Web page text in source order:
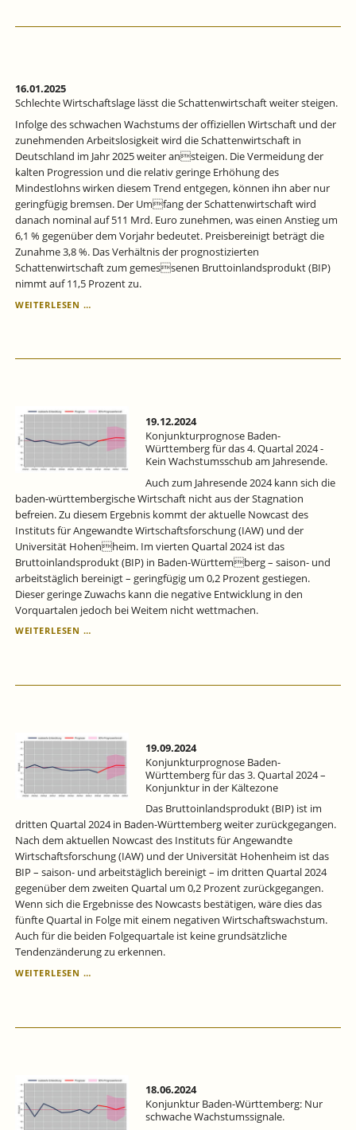
FÜR
16.01.2025
Schlechte Wirtschaftslage lässt die Schattenwirtschaft weiter steigen.
Infolge des schwachen Wachstums der offiziellen Wirtschaft und der
zunehmenden Arbeitslosigkeit wird die Schattenwirtschaft in
Deutschland im Jahr 2025 weiter ansteigen. Die Vermeidung der
kalten Progression und die relativ geringe Erhöhung des
Mindestlohns wirken diesem Trend entgegen, können ihn aber nur
geringfügig bremsen. Der Umfang der Schattenwirtschaft wird
danach nominal auf 511 Mrd. Euro zunehmen, was einen Anstieg um
6,1 % gegenüber dem Vorjahr bedeutet. Preisbereinigt beträgt die
Zunahme 3,8 %. Das Verhältnis der prognostizierten
Schattenwirtschaft zum gemessenen Bruttoinlandsprodukt (BIP)
nimmt auf 11,5 Prozent zu.
WEITERLESEN …
SCHATTENWIRTSCHAFT
19.12.2024
Konjunkturprognose Baden-
Württemberg für das 4. Quartal 2024 -
Kein Wachstumsschub am Jahresende.
Auch zum Jahresende 2024 kann sich die
baden-württembergische Wirtschaft nicht aus der Stagnation
befreien. Zu diesem Ergebnis kommt der aktuelle Nowcast des
Instituts für Angewandte Wirtschaftsforschung (IAW) und der
Universität Hohenheim. Im vierten Quartal 2024 ist das
Bruttoinlandsprodukt (BIP) in Baden-Württemberg – saison- und
arbeitstäglich bereinigt – geringfügig um 0,2 Prozent gestiegen.
Dieser geringe Zuwachs kann die negative Entwicklung in den
Vorquartalen jedoch bei Weitem nicht wettmachen.
WEITERLESEN …KONJUNKTURPROGNOSE
DAS
-
KEIN
WACHSTUMSSCHUB
19.09.2024
Konjunkturprognose Baden-
Württemberg für das 3. Quartal 2024 –
Konjunktur in der Kältezone
Das Bruttoinlandsprodukt (BIP) ist im
dritten Quartal 2024 in Baden-Württemberg weiter zurückgegangen.
Nach dem aktuellen Nowcast des Instituts für Angewandte
Wirtschaftsforschung (IAW) und der Universität Hohenheim ist das
BIP – saison- und arbeitstäglich bereinigt – im dritten Quartal 2024
gegenüber dem zweiten Quartal um 0,2 Prozent zurückgegangen.
Wenn sich die Ergebnisse des Nowcasts bestätigen, wäre dies das
fünfte Quartal in Folge mit einem negativen Wirtschaftswachstum.
Auch für die beiden Folgequartale ist keine grundsätzliche
Tendenzänderung zu erkennen.
WEITERLESEN …
DAS
–
KONJUNKTUR
IN
18.06.2024
Konjunktur Baden-Württemberg: Nur
schwache Wachstumssignale.